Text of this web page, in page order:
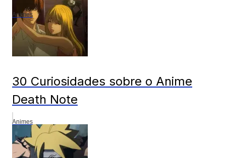
Animes
30 Curiosidades sobre o Anime
Death Note
Animes